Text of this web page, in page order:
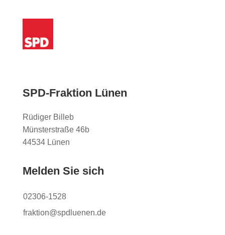
SPD-Fraktion Lünen
Rüdiger Billeb
Münsterstraße 46b
44534 Lünen
Melden Sie sich
02306-1528
fraktion@spdluenen.de